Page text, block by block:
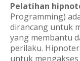
Pelatihan
Programming)
dirancang untuk
yang membantu
perilaku.
untuk